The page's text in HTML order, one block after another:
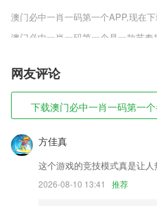
澳门必中一肖一码第一个APP,现在
澳门必中一肖一码第一个是一款节奏
氛围轻松愉快，在音乐的节奏中完
富的关卡让你乐此不疲。这么轻松加
吧。
澳门必中一肖一码第一个
1,报名后即可在app内随时查看入职
2,GPS定位：打开手机客户端就可
3,课程搜索功能，轻松的进行相对应
4,为2265用户提供了搜索功能，通
网友评论
下载澳门必中一肖一码第一
方佳真
这个游戏的竞技模式真是让人
2026-08-10 13:41 推荐